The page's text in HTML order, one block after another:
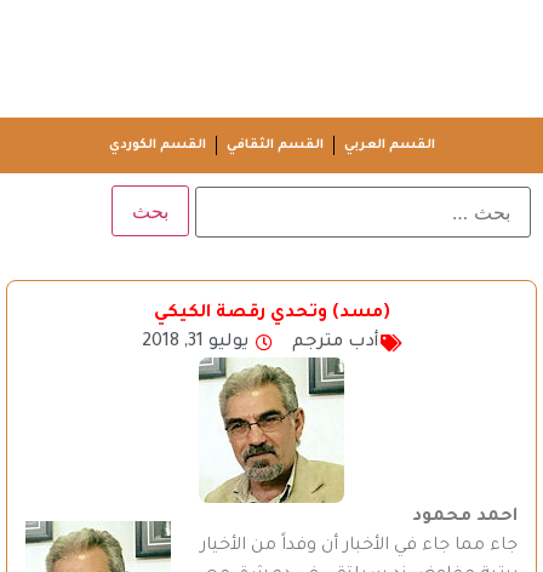
القسم العربي القسم الثقافي القسم الكوردي
(مسد) وتحدي رقصة الكيكي
أدب مترجم
يوليو 31, 2018
احمد محمود
جاء مما جاء في الأخبار أن وفداً من الأخيار